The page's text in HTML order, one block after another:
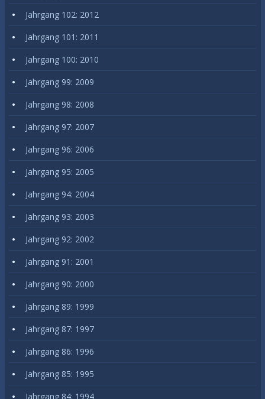
Jahrgang 102: 2012
Jahrgang 101: 2011
Jahrgang 100: 2010
Jahrgang 99: 2009
Jahrgang 98: 2008
Jahrgang 97: 2007
Jahrgang 96: 2006
Jahrgang 95: 2005
Jahrgang 94: 2004
Jahrgang 93: 2003
Jahrgang 92: 2002
Jahrgang 91: 2001
Jahrgang 90: 2000
Jahrgang 89: 1999
Jahrgang 87: 1997
Jahrgang 86: 1996
Jahrgang 85: 1995
Jahrgang 84: 1994